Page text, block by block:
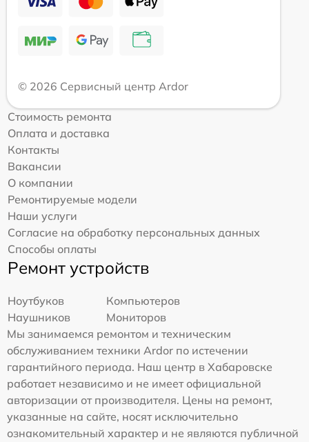
© 2026 Сервисный центр Ardor
Стоимость ремонта
Оплата и доставка
Контакты
Вакансии
О компании
Ремонтируемые модели
Наши услуги
Согласие на обработку персональных данных
Способы оплаты
Ремонт устройств
Ноутбуков
Компьютеров
Наушников
Мониторов
Мы занимаемся ремонтом и техническим
обслуживанием техники Ardor по истечении
гарантийного периода. Наш центр в Хабаровске
работает независимо и не имеет официальной
авторизации от производителя. Цены на ремонт,
указанные на сайте, носят исключительно
ознакомительный характер и не являются публичной